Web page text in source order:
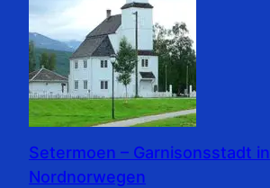
Setermoen – Garnisonsstadt in
Nordnorwegen